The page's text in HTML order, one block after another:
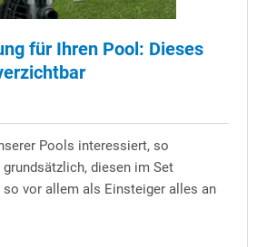
für Ihren Pool: Dieses
Pools interessiert, so
diesen im Set
so vor allem als Einsteiger alles an